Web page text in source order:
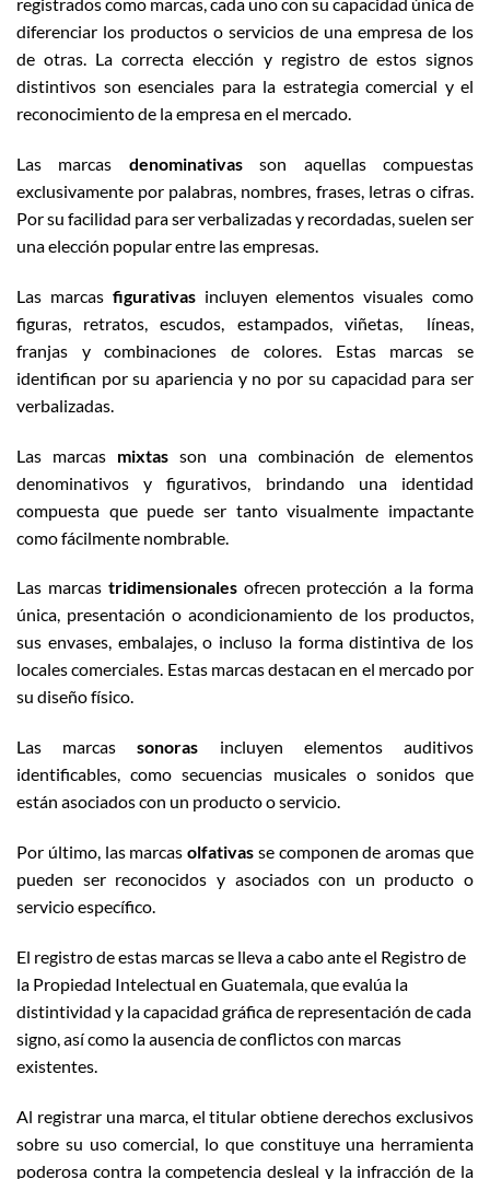
diferenciar los productos o servicios de una empresa de los
de otras. La correcta elección y registro de estos signos
distintivos son esenciales para la estrategia comercial y el
reconocimiento de la empresa en el mercado.
Las marcas denominativasson aquellas compuestas
exclusivamente por palabras, nombres, frases, letras o cifras.
Por su facilidad para ser verbalizadas y recordadas, suelen ser
una elección popular entre las empresas.
Las marcas figurativasincluyen elementos visuales como
figuras, retratos, escudos, estampados, viñetas, líneas,
franjas y combinaciones de colores. Estas marcas se
identifican por su apariencia y no por su capacidad para ser
verbalizadas.
Las marcas mixtas son una combinación de elementos
denominativos y figurativos, brindando una identidad
compuesta que puede ser tanto visualmente impactante
como fácilmente nombrable.
Las marcas tridimensionalesofrecen protección a la forma
única, presentación o acondicionamiento de los productos,
sus envases, embalajes, o incluso la forma distintiva de los
locales comerciales. Estas marcas destacan en el mercado por
su diseño físico.
Las marcassonoras incluyen elementos auditivos
identificables, como secuencias musicales o sonidos que
están asociados con un producto o servicio.
Por último, las marcasolfativas se componen de aromas que
pueden ser reconocidos y asociados con un producto o
servicio específico.
El registro de estas marcas se lleva a cabo ante el Registro de
la Propiedad Intelectual en Guatemala, que evalúa la
distintividad y la capacidad gráfica de representación de cada
signo, así como la ausencia de conflictos con marcas
existentes.
Al registrar una marca, el titular obtiene derechos exclusivos
sobre su uso comercial, lo que constituye una herramienta
poderosa contra la competencia desleal y la infracción de la